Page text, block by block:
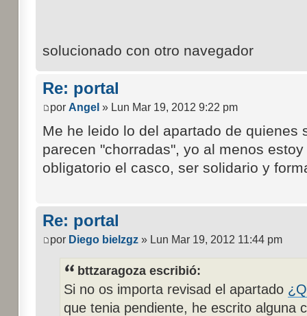
solucionado con otro navegador
Re: portal
por Angel» Lun Mar 19, 2012 9:22 pm
Me he leido lo del apartado de quienes
parecen "chorradas", yo al menos
obligatorio el casco, ser solidario y
Re: portal
por Diego bielzgz» Lun Mar 19, 2012 11:44 pm
bttzaragoza escribió:
Si no os importa revisad el apartado
que tenia pendiente, he escrito alguna